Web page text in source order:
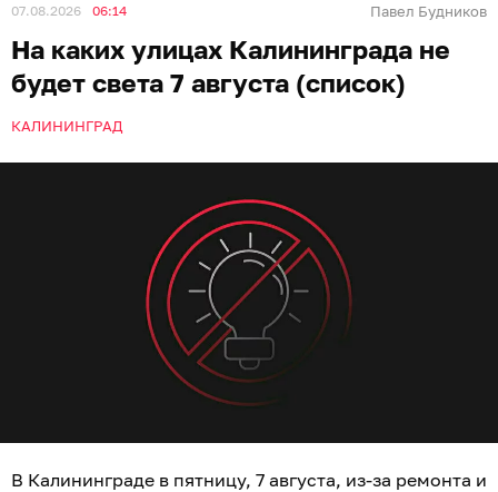
07.08.2026 06:14 Павел Будников
На каких улицах Калининграда не
будет света 7 августа (список)
КАЛИНИНГРАД
В Калининграде в пятницу, 7 августа, из-за ремонта и